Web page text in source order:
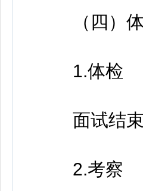
（四）体
1.体检
面试结束
2.考察